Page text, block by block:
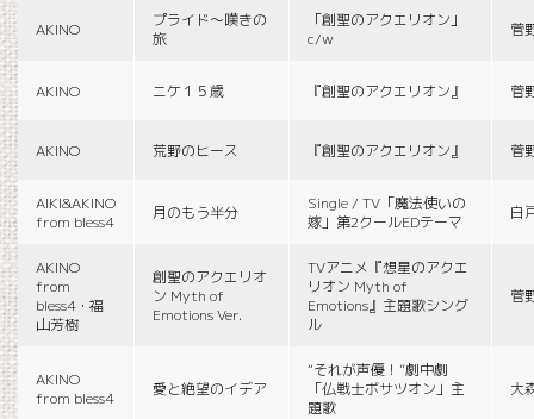
AKINO
プライド〜嘆きの
旅
「創聖のアクエリオン」
c/w
菅
AKINO ニケ１５歳 『創聖のアクエリオン』 菅
AKINO 荒野のヒース 『創聖のアクエリオン』 菅
AIKI&AKINO
from bless4
月のもう半分
Single / TV「魔法使いの
嫁」第2クールEDテーマ
白
AKINO
from
bless4・福
山芳樹
創聖のアクエリオ
ン Myth of
Emotions Ver.
TVアニメ『想星のアクエ
リオン Myth of
Emotions』主題歌シング
ル
菅
AKINO
from bless4
愛と絶望のイデア
“それが声優！”劇中劇
「仏戦士ボサツオン」主
題歌
大